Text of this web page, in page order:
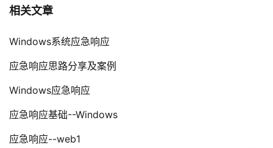
相关文章
Windows系统应急响应
应急响应思路分享及案例
Windows应急响应
应急响应基础--Windows
应急响应--web1